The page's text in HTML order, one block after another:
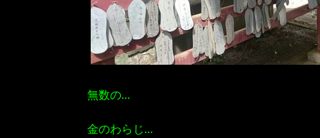
無数の…
金のわらじ…